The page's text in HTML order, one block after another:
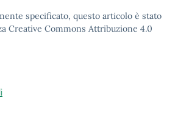
specificato, questo articolo è stato
Creative Commons Attribuzione 4.0